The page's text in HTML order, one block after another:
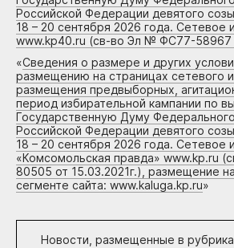
Российской Федерации девятого
18 – 20 сентября 2026 года. Сетевое
www.kp40.ru (св-во Эл № ФС77-58967
«Сведения о размере и других
размещению на страницах сетевого
размещения предвыборных,
период избирательной кампании по
Государственную Думу
Российской Федерации девятого
18 – 20 сентября 2026 года. Сетевое
«Комсомольская правда» www.kp.ru
80505 от 15.03.2021г.), размещение
сегменте сайта: www.kaluga.kp.ru»
Новости, размещенные в